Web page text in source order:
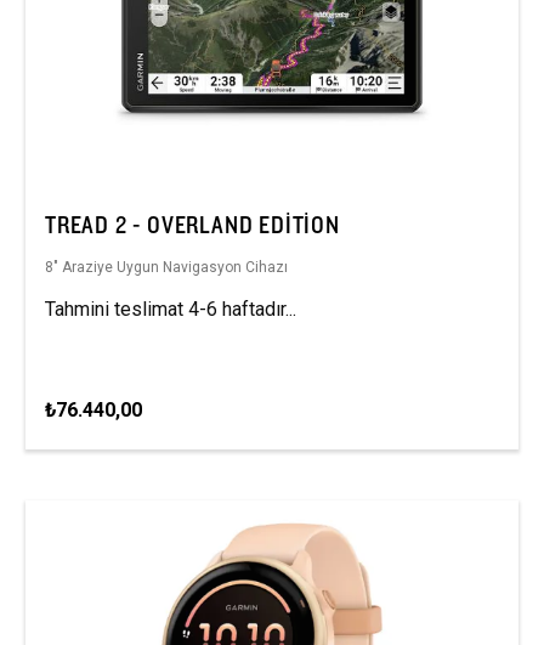
TREAD 2 - OVERLAND EDITION
8″ Araziye Uygun Navigasyon Cihazı
Tahmini teslimat 4-6 haftadır...
₺76.440,00